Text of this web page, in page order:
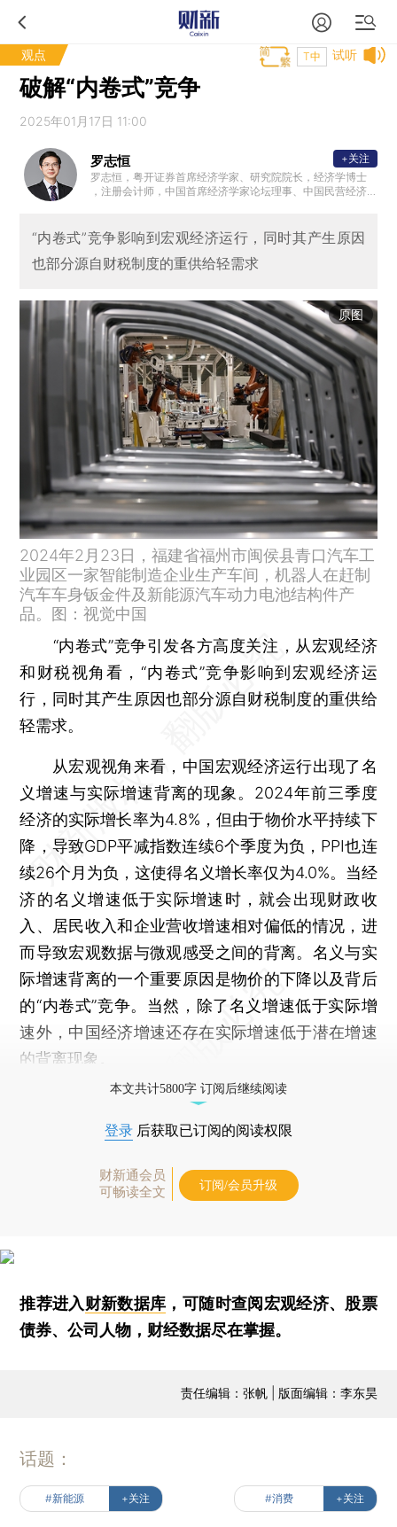
观点 试听
T中
破解“内卷式”竞争
2025年01月17日 11:00
罗志恒
罗志恒，粤开证券首席经济学家、研究院院长，经济学博士
，注册会计师，中国首席经济学家论坛理事、中国民营经济
分析师。2023年7月受邀参加总理主持的经济形势专家座谈
会并做发言。主要研究方向：宏观经济、财政理论与政策。
+关注
“内卷式”竞争影响到宏观经济运行，同时其产生原因
也部分源自财税制度的重供给轻需求
原图
2024年2月23日，福建省福州市闽侯县青口汽车工
业园区一家智能制造企业生产车间，机器人在赶制
汽车车身钣金件及新能源汽车动力电池结构件产
品。图：视觉中国
“内卷式”竞争引发各方高度关注，从宏观经济
和财税视角看，“内卷式”竞争影响到宏观经济运
行，同时其产生原因也部分源自财税制度的重供给
轻需求。
从宏观视角来看，中国宏观经济运行出现了名
义增速与实际增速背离的现象。2024年前三季度
经济的实际增长率为4.8%，但由于物价水平持续下
降，导致GDP平减指数连续6个季度为负，PPI也连
续26个月为负，这使得名义增长率仅为4.0%。当经
济的名义增速低于实际增速时，就会出现财政收
入、居民收入和企业营收增速相对偏低的情况，进
而导致宏观数据与微观感受之间的背离。名义与实
际增速背离的一个重要原因是物价的下降以及背后
的“内卷式”竞争。当然，除了名义增速低于实际增
速外，中国经济增速还存在实际增速低于潜在增速
的背离现象。
本文共计5800字 订阅后继续阅读
登录 后获取已订阅的阅读权限
财新通会员
可畅读全文
订阅/会员升级
推荐进入财新数据库 ，可随时查阅宏观经济、股票
债券、公司人物，财经数据尽在掌握。
责任编辑：张帆 | 版面编辑：李东昊
话题：
#新能源 +关注 #消费 +关注